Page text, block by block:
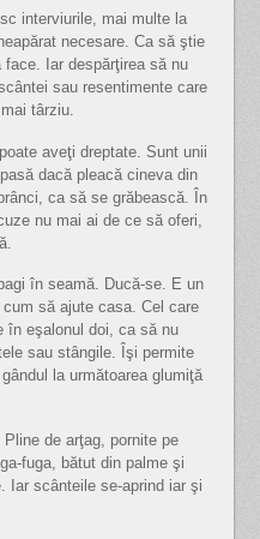
interviurile, mai multe la
necesare. Ca să ştie
Iar despărţirea să nu
sau resentimente care
târziu.
aveţi dreptate. Sunt unii
dacă pleacă cineva din
ca să se grăbească. În
nu mai ai de ce să oferi,
în seamă. Ducă-se. E un
să ajute casa. Cel care
în eşalonul doi, ca să nu
sau stângile. Îşi permite
la următoarea glumiţă
de arţag, pornite pe
fuga, bătut din palme şi
Iar scânteile se-aprind iar şi